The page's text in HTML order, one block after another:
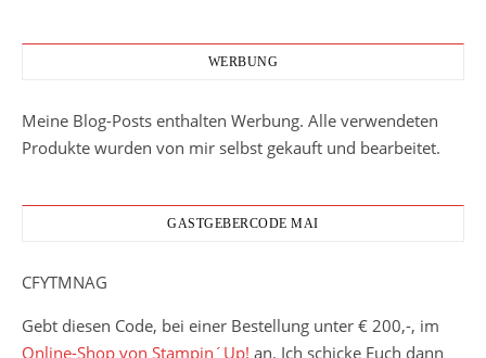
WERBUNG
Meine Blog-Posts enthalten Werbung. Alle verwendeten
Produkte wurden von mir selbst gekauft und bearbeitet.
GASTGEBERCODE MAI
CFYTMNAG
Gebt diesen Code, bei einer Bestellung unter € 200,-, im
Online-Shop von Stampin´Up! an. Ich schicke Euch dann